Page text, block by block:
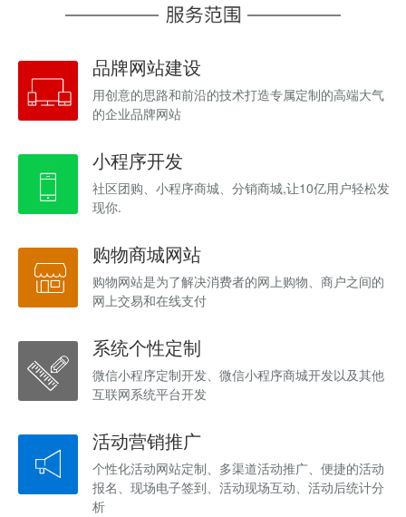
品牌网站建设
用创意的思路和前沿的技术打造专属定制的高端大气
的企业品牌网站
小程序开发
社区团购、小程序商城、分销商城,让10亿用户轻松发
现你.
购物商城网站
购物网站是为了解决消费者的网上购物、商户之间的
网上交易和在线支付
系统个性定制
微信小程序定制开发、微信小程序商城开发以及其他
互联网系统平台开发
活动营销推广
个性化活动网站定制、多渠道活动推广、便捷的活动
报名、现场电子签到、活动现场互动、活动后统计分
析